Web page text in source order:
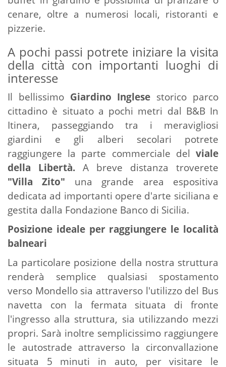
cenare, oltre a numerosi locali, ristoranti e
pizzerie.
A pochi passi potrete iniziare la visita
della città con importanti luoghi di
interesse
Il bellissimo Giardino Inglese storico parco
cittadino è situato a pochi metri dal B&B In
Itinera, passeggiando tra i meravigliosi
giardini e gli alberi secolari potrete
raggiungere la parte commerciale del viale
della Libertà. A breve distanza troverete
"Villa Zito" una grande area espositiva
dedicata ad importanti opere d'arte siciliana e
gestita dalla Fondazione Banco di Sicilia.
Posizione ideale per raggiungere le località
balneari
La particolare posizione della nostra struttura
renderà semplice qualsiasi spostamento
verso Mondello sia attraverso l'utilizzo del Bus
navetta con la fermata situata di fronte
l'ingresso alla struttura, sia utilizzando mezzi
propri. Sarà inoltre semplicissimo raggiungere
le autostrade attraverso la circonvallazione
situata 5 minuti in auto, per visitare le